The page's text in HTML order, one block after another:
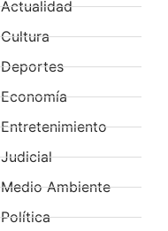
Actualidad
Cultura
Deportes
Economía
Entretenimiento
Judicial
Medio Ambiente
Política